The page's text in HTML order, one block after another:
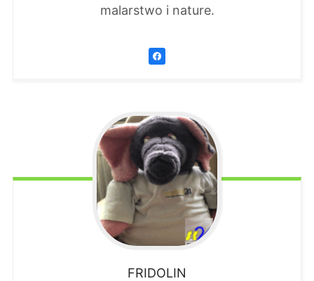
malarstwo i nature.
FRIDOLIN